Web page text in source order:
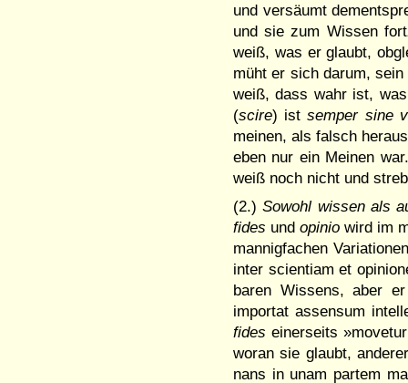
und versäumt
und sie zum Wissen
weiß, was er glaubt,
müht er sich darum,
weiß, dass wahr ist,
(scire) istsemper sine
mei­nen, als falsch
eben nur ein Meinen
weiß noch nicht und
(2.)Sowohl wissen als
fides undopinio wird im
man­nig­­fa­chen
inter scien­ti­am et
baren Wissens, aber
importat assen­sum
fides einer­seits
woran sie glaubt,
nans in unam partem